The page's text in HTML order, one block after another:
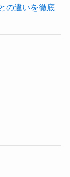
の違いを徹底